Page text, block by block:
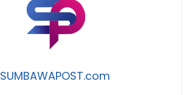
SUMBAWAPOST.com